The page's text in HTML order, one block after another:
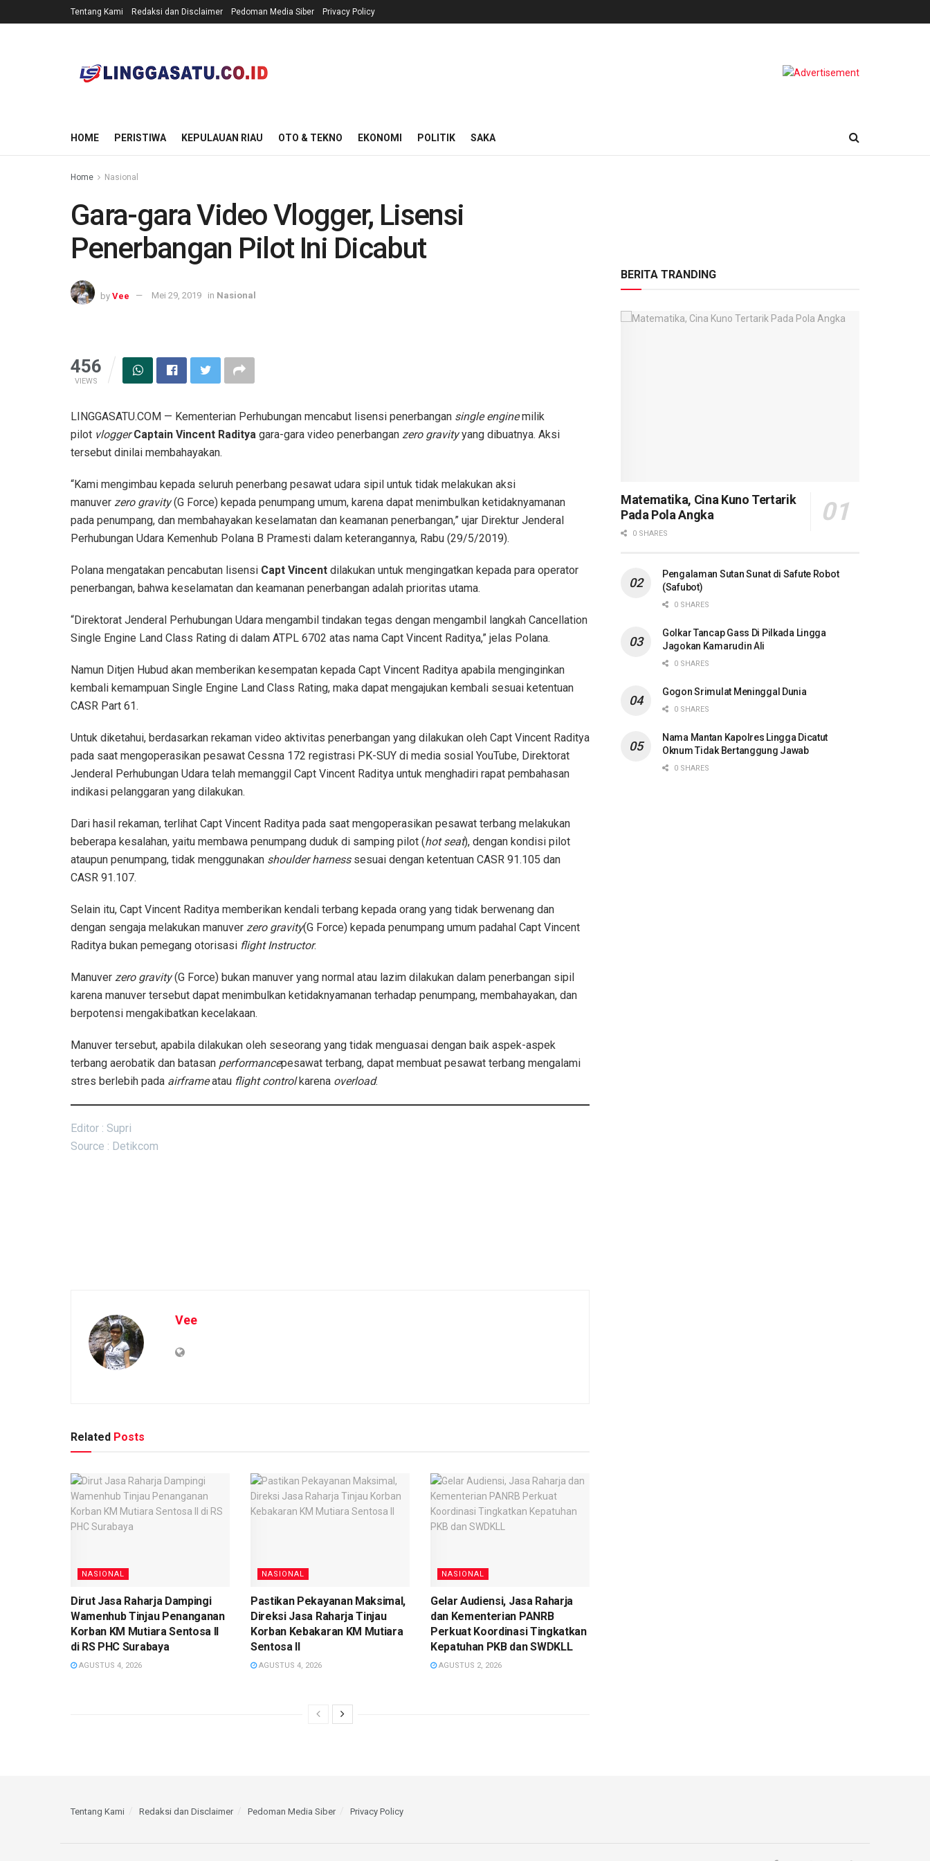
Tentang Kami Redaksi dan Disclaimer Pedoman Media Siber Privacy Policy
HOME PERISTIWA KEPULAUAN RIAU OTO & TEKNO EKONOMI POLITIK SAKA
Home Nasional
Gara-gara Video Vlogger, Lisensi
Penerbangan Pilot Ini Dicabut
by Vee Mei 29, 2019 in Nasional
456
VIEWS
LINGGASATU.COM — Kementerian Perhubungan mencabut lisensi penerbangan single enginemilik
pilot vloggerCaptain Vincent Raditya gara-gara video penerbangan zero gravityyang dibuatnya. Aksi
tersebut dinilai membahayakan.
“Kami mengimbau kepada seluruh penerbang pesawat udara sipil untuk tidak melakukan aksi
manuver zero gravity(G Force) kepada penumpang umum, karena dapat menimbulkan ketidaknyamanan
pada penumpang, dan membahayakan keselamatan dan keamanan penerbangan,” ujar Direktur Jenderal
Perhubungan Udara Kemenhub Polana B Pramesti dalam keterangannya, Rabu (29/5/2019).
Polana mengatakan pencabutan lisensi Capt Vincent dilakukan untuk mengingatkan kepada para operator
penerbangan, bahwa keselamatan dan keamanan penerbangan adalah prioritas utama.
“Direktorat Jenderal Perhubungan Udara mengambil tindakan tegas dengan mengambil langkah Cancellation
Single Engine Land Class Rating di dalam ATPL 6702 atas nama Capt Vincent Raditya,” jelas Polana.
Namun Ditjen Hubud akan memberikan kesempatan kepada Capt Vincent Raditya apabila menginginkan
kembali kemampuan Single Engine Land Class Rating, maka dapat mengajukan kembali sesuai ketentuan
CASR Part 61.
Untuk diketahui, berdasarkan rekaman video aktivitas penerbangan yang dilakukan oleh Capt Vincent Raditya
pada saat mengoperasikan pesawat Cessna 172 registrasi PK-SUY di media sosial YouTube, Direktorat
Jenderal Perhubungan Udara telah memanggil Capt Vincent Raditya untuk menghadiri rapat pembahasan
indikasi pelanggaran yang dilakukan.
Dari hasil rekaman, terlihat Capt Vincent Raditya pada saat mengoperasikan pesawat terbang melakukan
beberapa kesalahan, yaitu membawa penumpang duduk di samping pilot (hot seat), dengan kondisi pilot
ataupun penumpang, tidak menggunakan shoulder harnesssesuai dengan ketentuan CASR 91.105 dan
CASR 91.107.
Selain itu, Capt Vincent Raditya memberikan kendali terbang kepada orang yang tidak berwenang dan
dengan sengaja melakukan manuver zero gravity(G Force) kepada penumpang umum padahal Capt Vincent
Raditya bukan pemegang otorisasi flight Instructor.
Manuver zero gravity(G Force) bukan manuver yang normal atau lazim dilakukan dalam penerbangan sipil
karena manuver tersebut dapat menimbulkan ketidaknyamanan terhadap penumpang, membahayakan, dan
berpotensi mengakibatkan kecelakaan.
Manuver tersebut, apabila dilakukan oleh seseorang yang tidak menguasai dengan baik aspek-aspek
terbang aerobatik dan batasan performancepesawat terbang, dapat membuat pesawat terbang mengalami
stres berlebih pada airframeatau flight controlkarena overload.
Editor : Supri
Source : Detikcom
Vee
Related Posts
NASIONAL
Dirut Jasa Raharja Dampingi
Wamenhub Tinjau Penanganan
Korban KM Mutiara Sentosa II
di RS PHC Surabaya
AGUSTUS 4, 2026
NASIONAL
Pastikan Pekayanan Maksimal,
Direksi Jasa Raharja Tinjau
Korban Kebakaran KM Mutiara
Sentosa II
AGUSTUS 4, 2026
NASIONAL
Gelar Audiensi, Jasa Raharja
dan Kementerian PANRB
Perkuat Koordinasi Tingkatkan
Kepatuhan PKB dan SWDKLL
AGUSTUS 2, 2026
BERITA TRANDING
Matematika, Cina Kuno Tertarik
Pada Pola Angka
0 SHARES
Pengalaman Sutan Sunat di Safute Robot
(Safubot)
0 SHARES
Golkar Tancap Gass Di Pilkada Lingga
Jagokan Kamarudin Ali
0 SHARES
Gogon Srimulat Meninggal Dunia
0 SHARES
Nama Mantan Kapolres Lingga Dicatut
Oknum Tidak Bertanggung Jawab
0 SHARES
Tentang Kami Redaksi dan Disclaimer Pedoman Media Siber Privacy Policy